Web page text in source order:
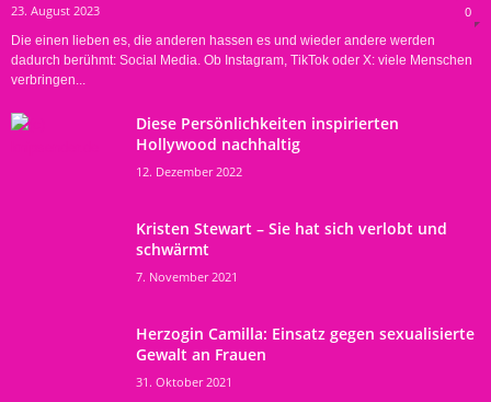
23. August 2023 0
Die einen lieben es, die anderen hassen es und wieder andere werden
dadurch berühmt: Social Media. Ob Instagram, TikTok oder X: viele Menschen
verbringen...
Diese Persönlichkeiten inspirierten
Hollywood nachhaltig
12. Dezember 2022
Kristen Stewart – Sie hat sich verlobt und
schwärmt
7. November 2021
Herzogin Camilla: Einsatz gegen sexualisierte
Gewalt an Frauen
31. Oktober 2021